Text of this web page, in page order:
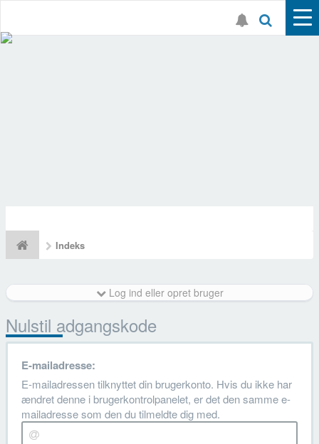
Indeks
Log ind eller opret bruger
Nulstil adgangskode
E-mailadresse:
E-mailadressen tilknyttet din brugerkonto. Hvis du ikke har
ændret denne i brugerkontrolpanelet, er det den samme e-
mailadresse som den du tilmeldte dig med.